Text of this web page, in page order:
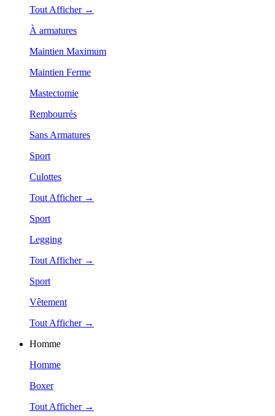
Tout Afficher →
À armatures
Maintien Maximum
Maintien Ferme
Mastectomie
Rembourrés
Sans Armatures
Sport
Culottes
Tout Afficher →
Sport
Legging
Tout Afficher →
Sport
Vêtement
Tout Afficher →
Homme
Homme
Boxer
Tout Afficher →